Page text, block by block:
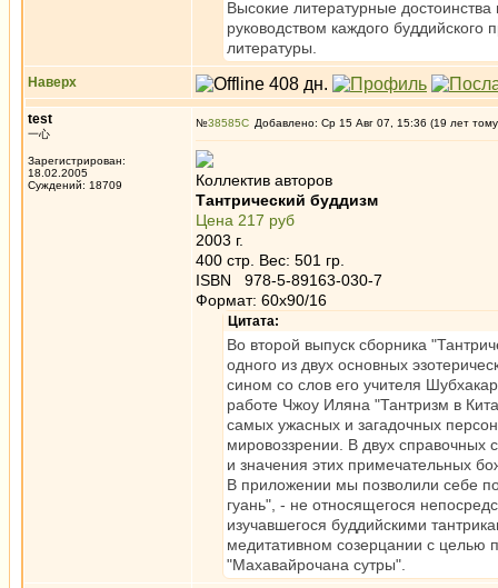
Высокие литературные
руководством каждого
литературы.
Наверх
test
一心
Зарегистрирован:
18.02.2005
Суждений: 18709
№38585 Добавлено: Ср 15 Авг 07, 15:36 (19 лет
Коллектив авторов
Тантрический буддизм
Цена 217 руб
2003 г.
400 стр. Вес: 501 гр.
ISBN 978-5-89163-030-7
Формат: 60x90/16
Цитата:
Во второй выпуск сборника
одного из двух основных
сином со слов его учителя
работе Чжоу Иляна "Тантризм в
самых ужасных и загадочных
мировоззрении. В двух справочных
и значения этих примечательных
В приложении мы позволили себе
гуань", - не относящегося
изучавшегося буддийскими
медитативном созерцании с целью
"Махавайрочана сутры".